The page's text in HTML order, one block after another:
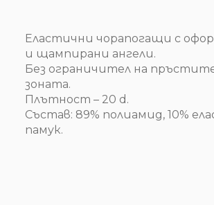
Еластични чорапогащи с
и щампирани ангели.
Без ограничител на
зоната.
Плътност – 20 d.
Състав: 89% полиамид, 10%
памук.